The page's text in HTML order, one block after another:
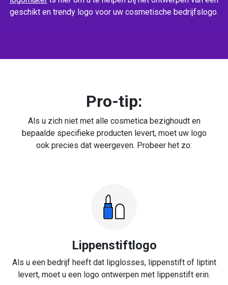
geschikt en trendy logo voor uw cosmetische bedrijfslogo.
Pro-tip:
Als u zich niet met alle cosmetica bezighoudt en
bepaalde specifieke producten levert, moet uw logo
ook precies dat weergeven. Probeer het zo:
Lippenstiftlogo
Als u een bedrijf heeft dat lipglosses, lippenstift of liptint
levert, moet u een logo ontwerpen met lippenstift erin.